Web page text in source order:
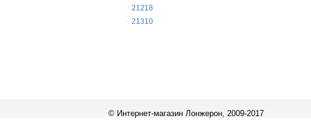
21218
21310
© Интернет-магазин Лонжерон, 2009-2017